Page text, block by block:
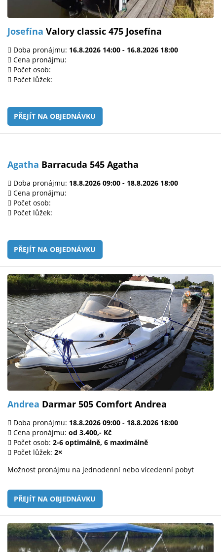
Josefína Valory classic 475 Josefína
Doba pronájmu: 16.8.2026 14:00 - 16.8.2026 18:00
Cena pronájmu:
Počet osob:
Počet lůžek:
PŘEJÍT NA OBJEDNÁVKU
Agatha Barracuda 545 Agatha
Doba pronájmu: 18.8.2026 09:00 - 18.8.2026 18:00
Cena pronájmu:
Počet osob:
Počet lůžek:
PŘEJÍT NA OBJEDNÁVKU
Andrea Darmar 505 Comfort Andrea
Doba pronájmu: 18.8.2026 09:00 - 18.8.2026 18:00
Cena pronájmu: od 3.400,- Kč
Počet osob: 2-6 optimálně, 6 maximálně
Počet lůžek: 2×
Možnost pronájmu na jednodenní nebo vícedenní pobyt
PŘEJÍT NA OBJEDNÁVKU